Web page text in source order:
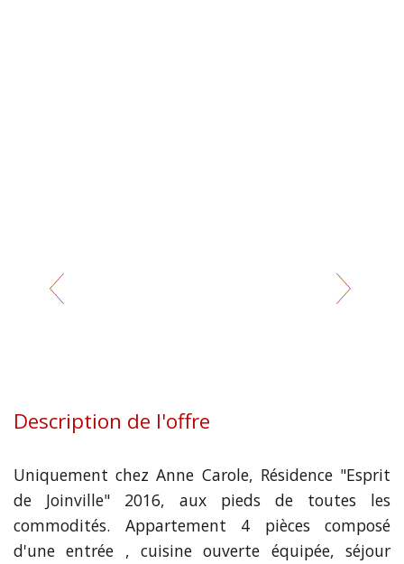
Description de l'offre
Uniquement chez Anne Carole, Résidence "Esprit
de Joinville" 2016, aux pieds de toutes les
commodités. Appartement 4 pièces composé
d'une entrée , cuisine ouverte équipée, séjour